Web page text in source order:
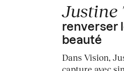
Justine
renverser
beauté
Dans Vision,